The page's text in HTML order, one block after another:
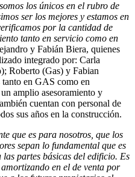
los únicos en el rubro de
ser los mejores y estamos en
por la cantidad de
tanto en servicio como en
y Fabián Biera, quienes
integrado por: Carla
Roberto (Gas) y Fabian
en GAS como en
amplio asesoramiento y
cuentan con personal de
sus años en la construcción.
que es para nosotros, que los
sepan lo fundamental que es
partes básicas del edificio. Es
en el de venta por